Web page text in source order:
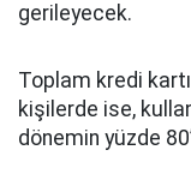
gerileyecek.
Toplam kredi
kişilerde ise,
dönemin yüzde